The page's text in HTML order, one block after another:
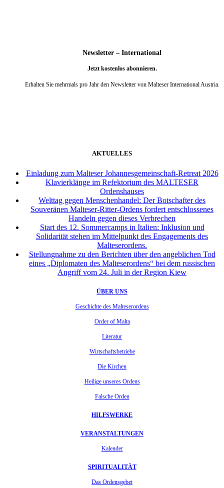
Newsletter – International
Jetzt kostenlos abonnieren.
Erhalten Sie mehrmals pro Jahr den Newsletter von Malteser International Austria.
AKTUELLES
Einladung zum Malteser Johannesgemeinschaft-Retreat 2026
Klavierklänge im Refektorium des MALTESER
Ordenshauses
Welttag gegen Menschenhandel: Der Botschafter des
Souveränen Malteser-Ritter-Ordens fordert entschlossenes
Handeln gegen dieses Verbrechen
Start des 12. Sommercamps in Italien: Inklusion und
Solidarität stehen im Mittelpunkt des Engagements des
Malteserordens.
Stellungnahme zu den Berichten über den angeblichen Tod
eines „Diplomaten des Malteserordens“ bei dem russischen
Angriff vom 24. Juli in der Region Kiew
ÜBER UNS
Geschichte des Malteserordens
Order of Malta
Literatur
Wirtschaftsbetriebe
Die Kirchen
Heilige unseres Ordens
Falsche Orden
HILFSWERKE
VERANSTALTUNGEN
Kalender
SPIRITUALITÄT
Das Ordensgebet